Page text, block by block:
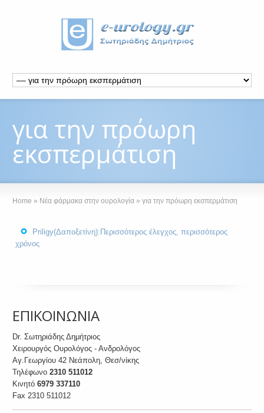
για την πρόωρη
εκσπερμάτιση
Home » Νέα φάρμακα στην ουρολογία » για την πρόωρη εκσπερμάτιση
Priligy(Δαποξετίνη):Περισσότερος έλεγχος, περισσότερος
χρόνος
ΕΠΙΚΟΙΝΩΝΙΑ
Dr. Σωτηριάδης Δημήτριος
Χειρουργός Ουρολόγος - Ανδρολόγος
Αγ.Γεωργίου 42 Νεάπολη, Θεσ/νίκης
Τηλέφωνο2310 511012
Κινητό6979 337110
Fax 2310 511012